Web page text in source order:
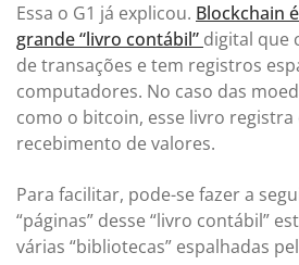
Essa o G1 já explicou. Blockchain
grande “livro contábil” digital que
de transações e tem registros
computadores. No caso das
como o bitcoin, esse livro registra
recebimento de valores.
Para facilitar, pode-se fazer a
“páginas” desse “livro contábil”
várias “bibliotecas” espalhadas